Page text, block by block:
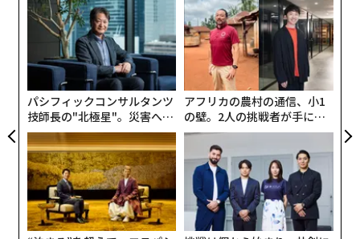
パシフィックコンサルタンツ
技師長の"北極星"。災害への
無力感を乗り越え見つけた、
防災一筋20年の答え
アフリカの農村の通信、小1
の壁。2人の挑戦者が手にし
た「次なる武器」